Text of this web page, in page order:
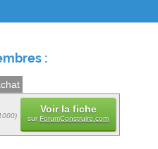
:
Voir la fiche
surForumConstruire.com